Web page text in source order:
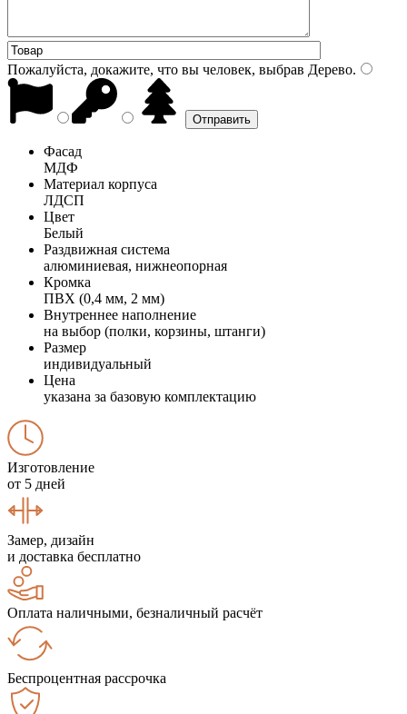
Пожалуйста, докажите, что вы человек, выбрав Дерево.
Фасад
МДФ
Материал корпуса
ЛДСП
Цвет
Белый
Раздвижная система
алюминиевая, нижнеопорная
Кромка
ПВХ (0,4 мм, 2 мм)
Внутреннее наполнение
на выбор (полки, корзины, штанги)
Размер
индивидуальный
Цена
указана за базовую комплектацию
Изготовление
от 5 дней
Замер, дизайн
и доставка бесплатно
Оплата наличными, безналичный расчёт
Беспроцентная рассрочка